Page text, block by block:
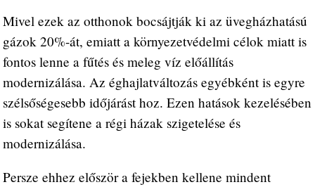
Mivel ezek az otthonok bocsájtják ki az üvegházhatású
gázok 20%-át, emiatt a környezetvédelmi célok miatt is
fontos lenne a fűtés és meleg víz előállítás
modernizálása. Az éghajlatváltozás egyébként is egyre
szélsőségesebb időjárást hoz. Ezen hatások kezelésében
is sokat segítene a régi házak szigetelése és
modernizálása.
Persze ehhez először a fejekben kellene mindent